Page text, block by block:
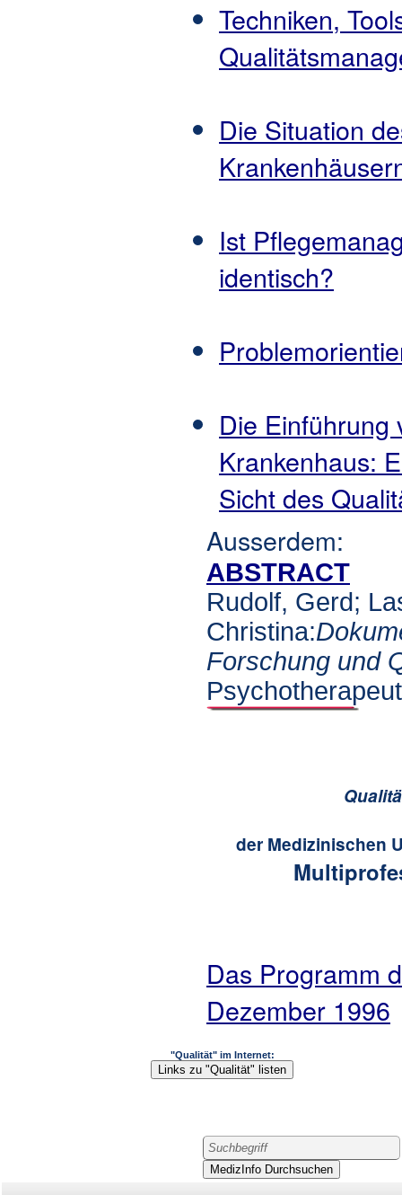
Techniken,
Die Situation
Ist
identisch?
Die Einführung
Krankenhaus:
Sicht des
Ausserdem:
ABSTRACT
Rudolf, Gerd;
Christina:
Forschung und
der Medizinischen
Das Programm
Dezember 1996
"Qualität" im Internet: